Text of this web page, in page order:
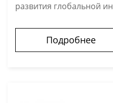
развития глобальной
автоматизации
крепежных изделий
Подробнее